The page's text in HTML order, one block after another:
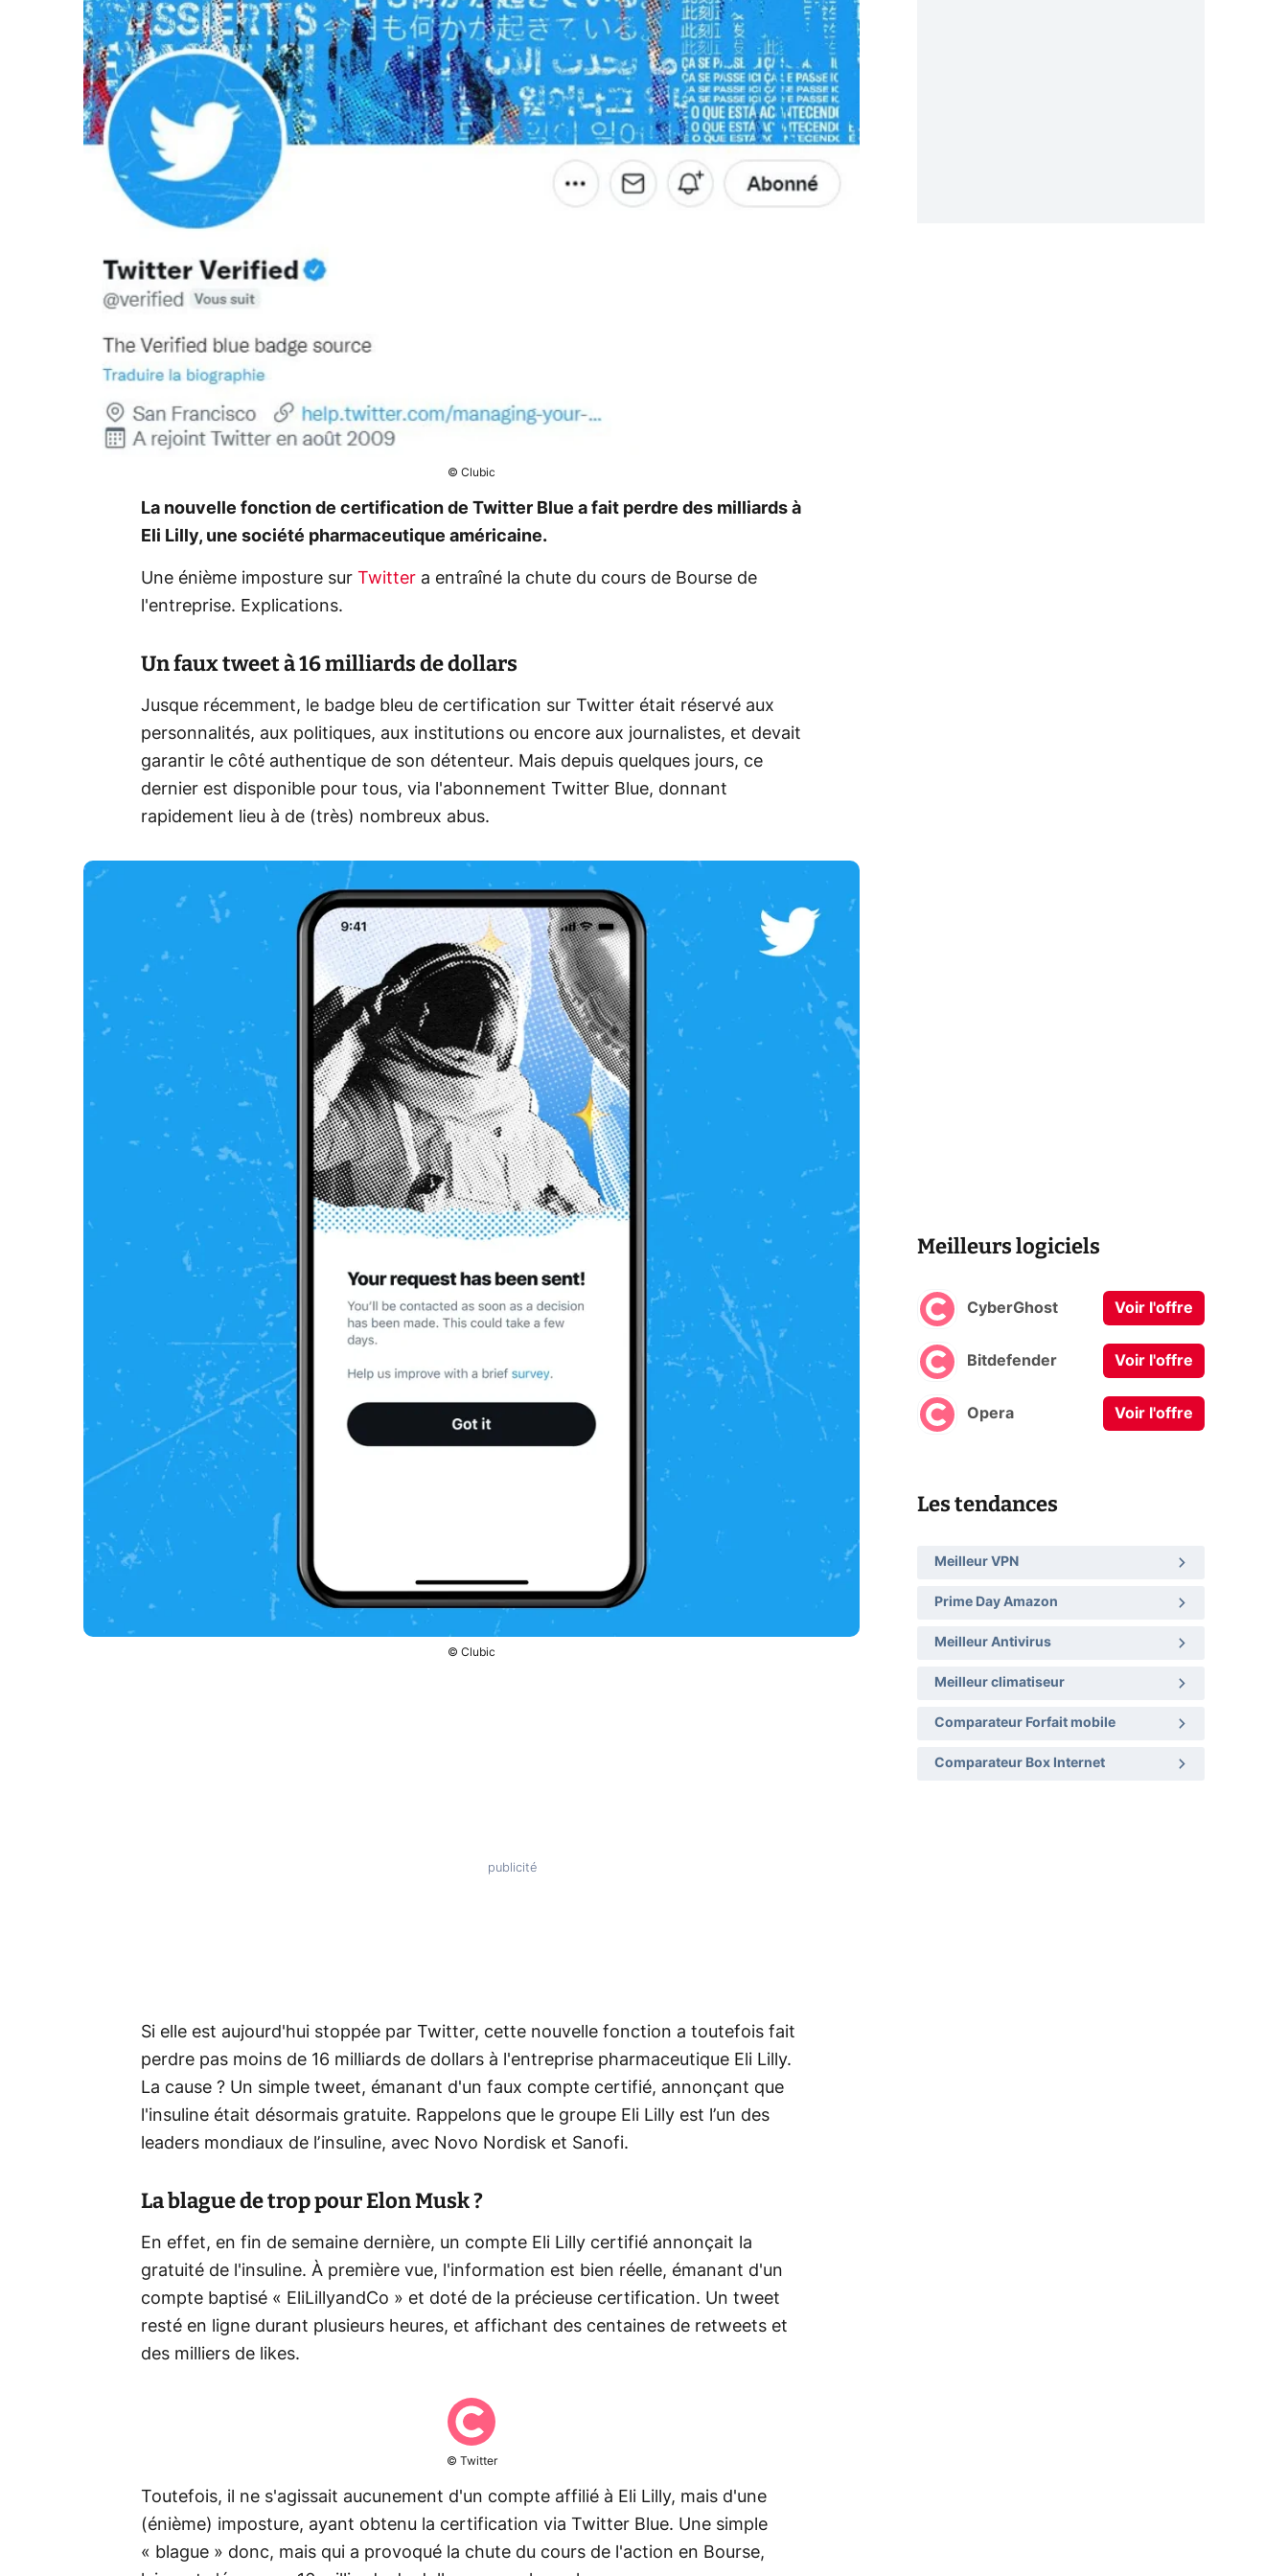
© Clubic
La nouvelle fonction de certification de Twitter Blue a fait perdre des milliards à
Eli Lilly, une société pharmaceutique américaine.
Une énième imposture sur Twitter a entraîné la chute du cours de Bourse de
l'entreprise. Explications.
Un faux tweet à 16 milliards de dollars
Jusque récemment, le badge bleu de certification sur Twitter était réservé aux
personnalités, aux politiques, aux institutions ou encore aux journalistes, et devait
garantir le côté authentique de son détenteur. Mais depuis quelques jours, ce
dernier est disponible pour tous, via l'abonnement Twitter Blue, donnant
rapidement lieu à de (très) nombreux abus.
© Clubic
Si elle est aujourd'hui stoppée par Twitter, cette nouvelle fonction a toutefois fait
perdre pas moins de 16 milliards de dollars à l'entreprise pharmaceutique Eli Lilly.
La cause ? Un simple tweet, émanant d'un faux compte certifié, annonçant que
l'insuline était désormais gratuite. Rappelons que le groupe Eli Lilly est l’un des
leaders mondiaux de l’insuline, avec Novo Nordisk et Sanofi.
La blague de trop pour Elon Musk ?
En effet, en fin de semaine dernière, un compte Eli Lilly certifié annonçait la
gratuité de l'insuline. À première vue, l'information est bien réelle, émanant d'un
compte baptisé « EliLillyandCo » et doté de la précieuse certification. Un tweet
resté en ligne durant plusieurs heures, et affichant des centaines de retweets et
des milliers de likes.
© Twitter
Toutefois, il ne s'agissait aucunement d'un compte affilié à Eli Lilly, mais d'une
(énième) imposture, ayant obtenu la certification via Twitter Blue. Une simple
« blague » donc, mais qui a provoqué la chute du cours de l'action en Bourse,
Meilleurs logiciels
CyberGhost Voir l'offre
Bitdefender Voir l'offre
Opera Voir l'offre
Les tendances
Meilleur VPN
Prime Day Amazon
Meilleur Antivirus
Meilleur climatiseur
Comparateur Forfait mobile
Comparateur Box Internet